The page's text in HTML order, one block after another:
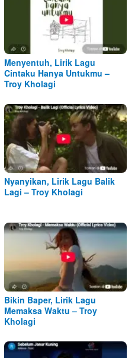
Menyentuh, Lirik Lagu
Cintaku Hanya Untukmu –
Troy Kholagi
Nyanyikan, Lirik Lagu Balik
Lagi – Troy Kholagi
Bikin Baper, Lirik Lagu
Memaksa Waktu – Troy
Kholagi